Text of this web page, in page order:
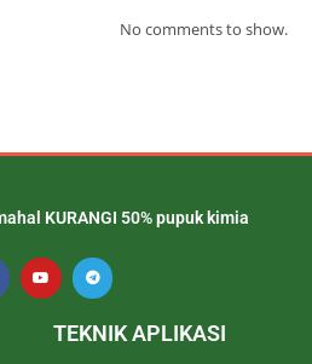
No comments to show.
KURANGI 50% pupuk kimia
TEKNIK APLIKASI